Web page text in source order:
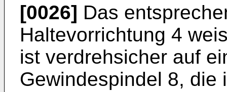
[0026] Das
Haltevorrichtung 4
ist verdrehsicher auf
Gewindespindel 8, die